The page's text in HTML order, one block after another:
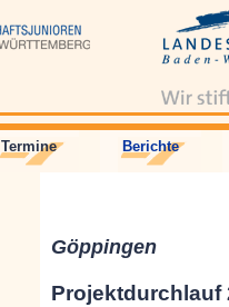
Termine Berichte
Göppingen
Projektdurchlauf